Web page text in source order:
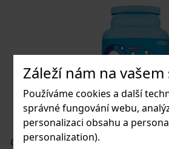
Záleží nám na
Používáme cookies a další
správné fungování webu,
personalizaci obsahu a
personalization).
Fleetwood
dražé dóza 64 g